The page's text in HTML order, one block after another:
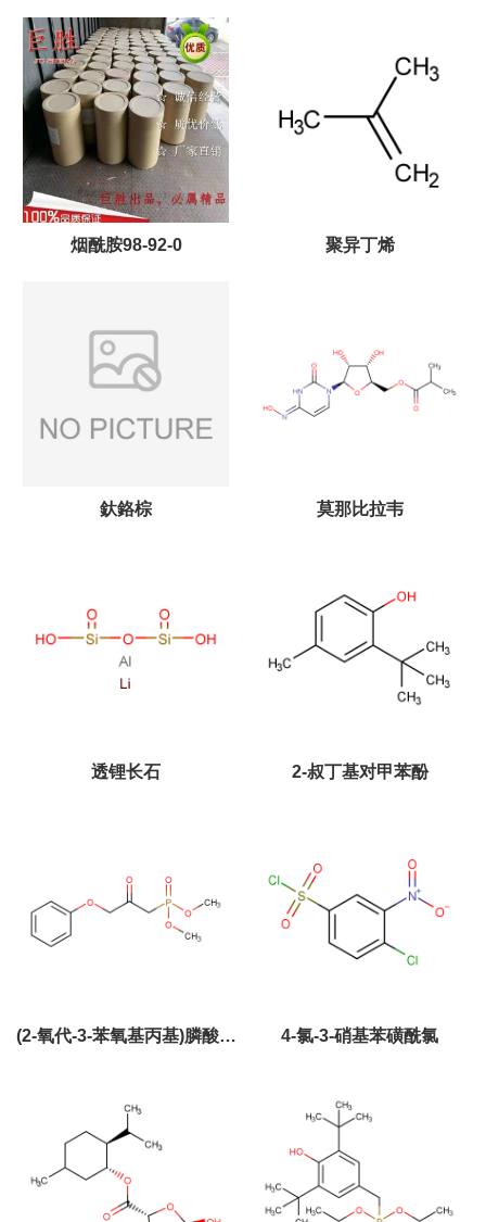
烟酰胺98-92-0 聚异丁烯
釱鉻棕 莫那比拉韦
透锂长石 2-叔丁基对甲苯酚
(2-氧代-3-苯氧基丙基)膦酸二 4-氯-3-硝基苯磺酰氯